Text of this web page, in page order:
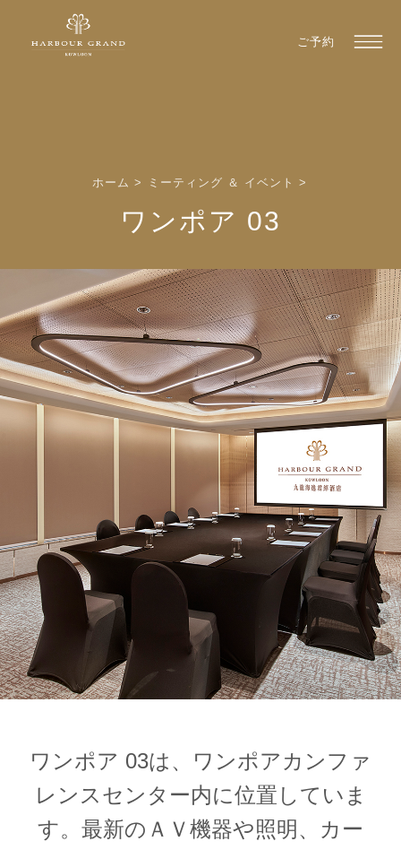
ご予約
1
ホーム > ミーティング ＆ イベント >
ワンポア 03
ワンポア 03は、ワンポアカンファ
レンスセンター内に位置していま
す。最新のＡＶ機器や照明、カー